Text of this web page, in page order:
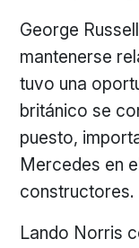
George
mantenerse
tuvo una
británico se
puesto,
Mercedes en
constructores.
Lando Norris